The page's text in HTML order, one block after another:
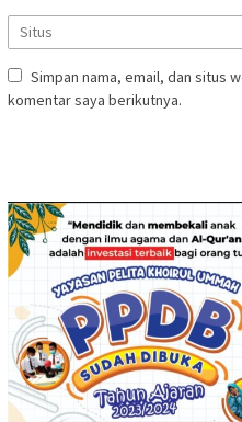
Simpan nama, email, dan situs
komentar saya berikutnya.